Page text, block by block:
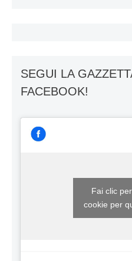
SEGUI LA
FACEBOOK!
Fai clic
cookie per